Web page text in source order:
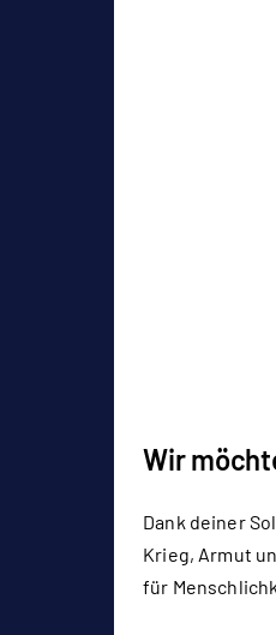
Wir
Dank deiner
Krieg, Armut
für